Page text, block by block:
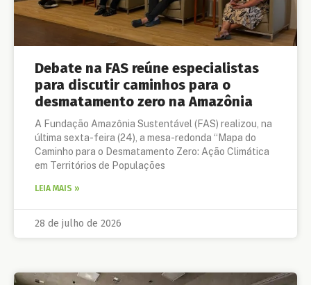
Debate na FAS reúne especialistas
para discutir caminhos para o
desmatamento zero na Amazônia
A Fundação Amazônia Sustentável (FAS) realizou, na
última sexta-feira (24), a mesa-redonda “Mapa do
Caminho para o Desmatamento Zero: Ação Climática
em Territórios de Populações
LEIA MAIS »
28 de julho de 2026